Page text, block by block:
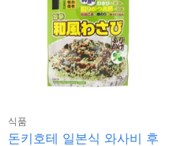
식품
돈키호테 일본식 와사비 후